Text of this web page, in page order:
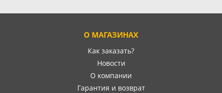
О МАГАЗИНАХ
Как заказать?
Новости
О компании
Гарантия и возврат